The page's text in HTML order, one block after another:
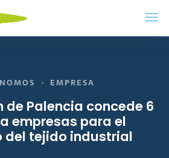
EMPRESA
de Palencia concede 6
empresas para el
del tejido industrial